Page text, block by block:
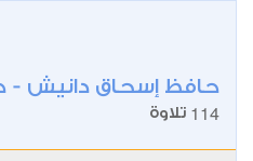
حافظ إسحاق دانيش
114 تلاوة